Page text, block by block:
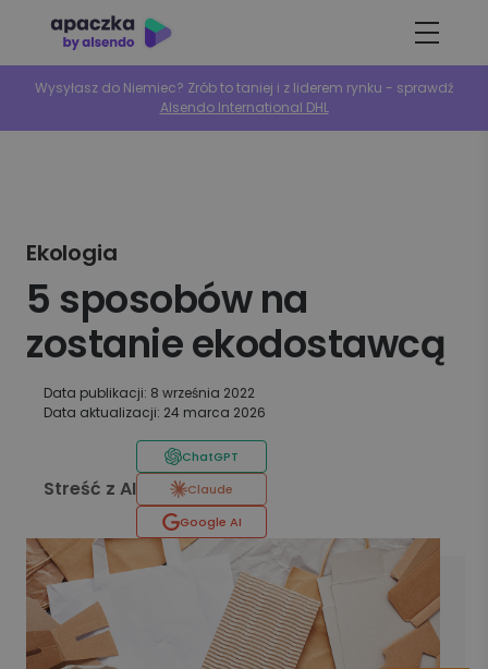
Wysyłasz do Niemiec? Zrób to taniej i z liderem rynku - sprawdź
Alsendo International DHL
Ekologia
5 sposobów na
zostanie ekodostawcą
Data publikacji: 8 września 2022
Data aktualizacji: 24 marca 2026
Streść z AI
ChatGPT
Claude
Google AI